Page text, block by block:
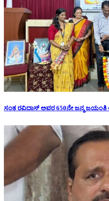
ಸಂತ ರವಿದಾಸ್ ಅವರ 650ನೇ ಜನ್ಮ ಜಯಂತಿ